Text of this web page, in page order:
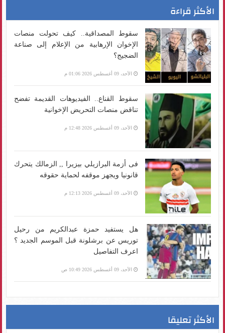
الأكثر قراءة
سقوط المصداقية.. كيف تحولت منصات
الإخوان الإرهابية من الإعلام إلى صناعة
الضجيج؟
الأحد، 09 أغسطس 2026 01:06 م
سقوط القناع.. الفيديوهات القديمة تفضح
تناقض منصات التحريض الإخوانية
الأحد، 09 أغسطس 2026 12:48 م
فى أزمة البرازيلي بيزيرا ,, الزمالك يتحرك
قانونيا ويجهز موقفه لحماية حقوقه
الأحد، 09 أغسطس 2026 12:13 م
هل يستفيد حمزة عبدالكريم من رحيل
توريس عن برشلونة قبل الموسم الجديد ؟
اعرف التفاصيل
الأحد، 09 أغسطس 2026 10:49 ص
الأكثر تعليقا